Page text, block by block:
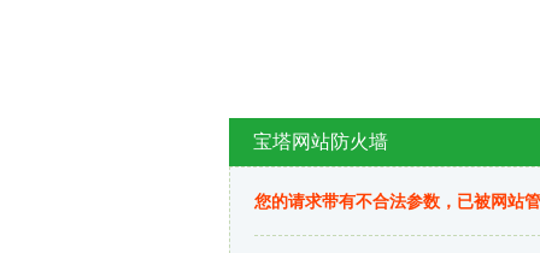
宝塔网站防火墙
您的请求带有不合法参数，已被网站